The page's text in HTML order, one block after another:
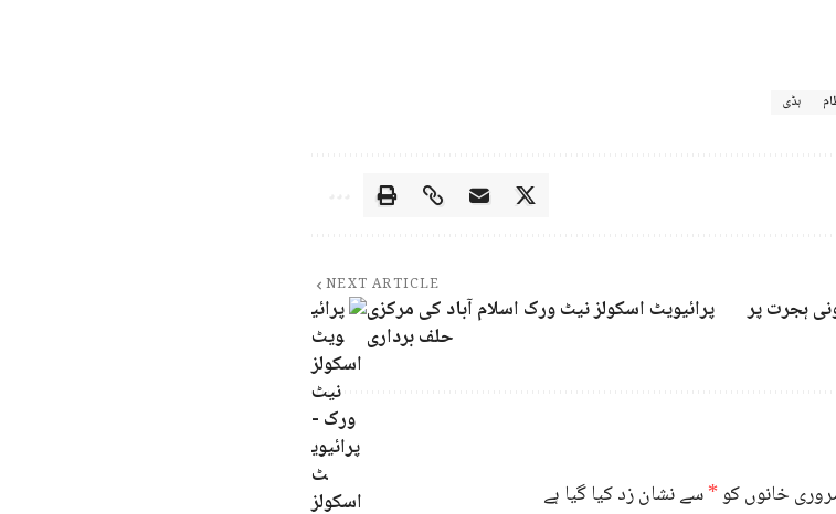
ہڈی
ہجرت پر
NEXT ARTICLE
پرائیویٹ اسکولز نیٹ ورک اسلام آباد کی مرکزی
حلف برداری
خانوں کو*سے نشان زد کیا گیا ہے